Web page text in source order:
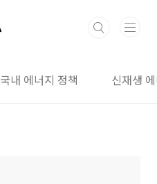
국내 에너지 정책 신재생